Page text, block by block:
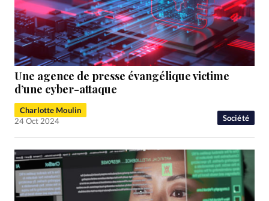
Société
Une agence de presse évangélique victime
d’une cyber-attaque
Charlotte Moulin
24 Oct 2024